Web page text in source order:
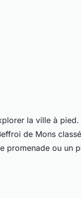
la ville à
de Mons
promenade ou un